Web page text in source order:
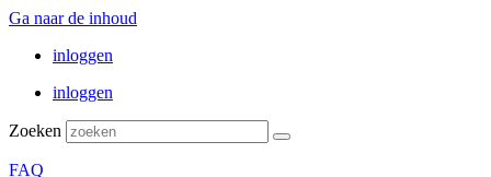
Ga naar de inhoud
inloggen
inloggen
Zoeken
FAQ